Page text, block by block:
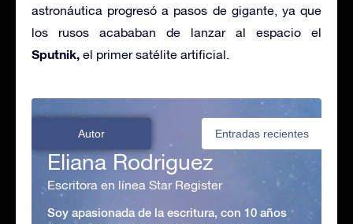
astronáutica progresó a pasos de gigante, ya que
los rusos acababan de lanzar al espacio el
Sputnik, el primer satélite artificial.
Autor Entradas recientes
Eliana Rodriguez
Escritora en línea Star Register
Soy apasionada de la escritura, con 10 años